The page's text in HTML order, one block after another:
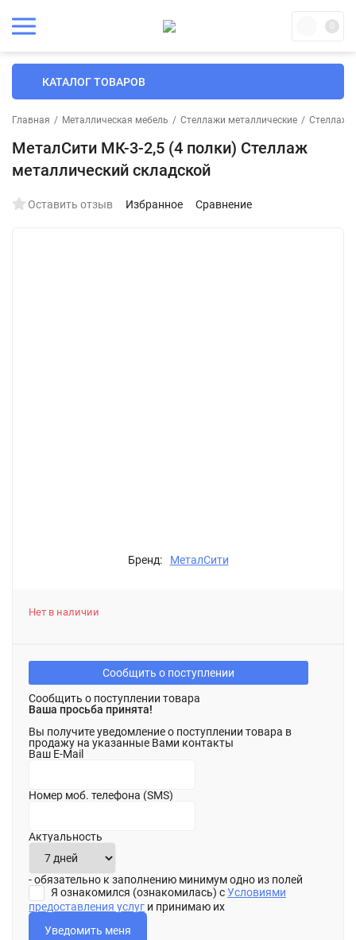
0
КАТАЛОГ ТОВАРОВ
Главная / Металлическая мебель / Стеллажи металлические / Стеллажи
МеталСити МК-3-2,5 (4 полки) Стеллаж
металлический складской
Оставить отзыв Избранное Сравнение
Бренд: МеталСити
Нет в наличии
Сообщить о поступлении
Сообщить о поступлении товара
Ваша просьба принята!
Вы получите уведомление о поступлении товара в
продажу на указанные Вами контакты
Ваш E-Mail
Номер моб. телефона (SMS)
Актуальность
- обязательно к заполнению минимум одно из полей
Я ознакомился (ознакомилась) сУсловиями
предоставления услуг и принимаю их